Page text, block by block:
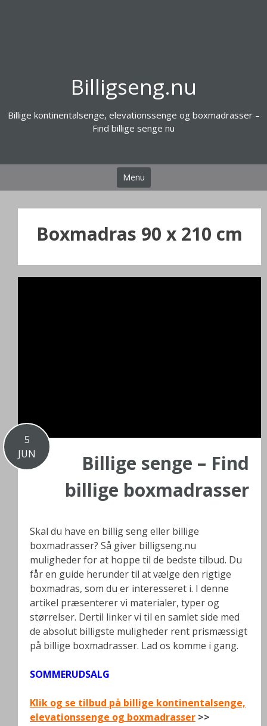
Billigseng.nu
Billige kontinentalsenge, elevationssenge og boxmadrasser –
Find billige senge nu
Menu
Boxmadras 90 x 210 cm
5
JUN
Billige senge – Find
billige boxmadrasser
Skal du have en billig seng eller billige
boxmadrasser? Så giver billigseng.nu
muligheder for at hoppe til de bedste tilbud. Du
får en guide herunder til at vælge den rigtige
boxmadras, som du er interesseret i. I denne
artikel præsenterer vi materialer, typer og
størrelser. Dertil linker vi til en samlet side med
de absolut billigste muligheder rent prismæssigt
på billige boxmadrasser. Lad os komme i gang.
SOMMERUDSALG
Klik og se tilbud på billige kontinentalsenge,
elevationssenge og boxmadrasser >>